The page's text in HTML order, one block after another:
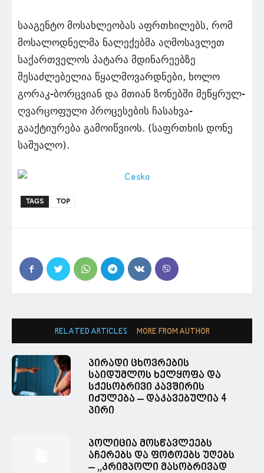
სააგენტო მოსახლეობას აფრთხილებს, რომ
მოსალოდნელმა ნალექებმა აღმოსავლეთ
საქართველოს პატარა მდინარეებზე
შესაძლებელია წყალმოვარდნები, ხოლო
გორაკ-ბორცვიან და მთიან ზონებში მეწყრულ-
ღვარცოფული პროცესების ჩასახვა-
გააქტიურება გამოიწვიოს. (საფრთხის დონე
საშუალო).
TAGS TOP
RELATED ARTICLES MORE FROM AUTHOR
პირადი ცხოვრების
საიდუმლოს ხელყოფა და
სქესობრივი კავშირის
იძულება – დაკავებულია 4
პირი
პოლიცია მოსწავლეებს
აჩერებს და ფოტოებს უღებს
– ,,კრიმპოლი მასობრივად